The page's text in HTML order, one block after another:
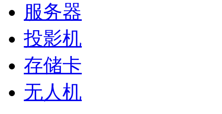
服务器
投影机
存储卡
无人机